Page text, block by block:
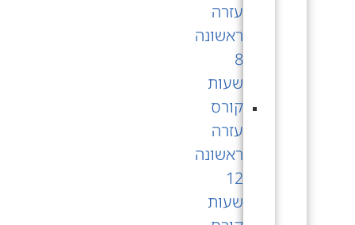
עזרה
ראשונה
8
שעות
קורס
עזרה
ראשונה
12
שעות